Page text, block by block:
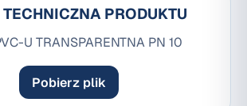
PRODUKTU
U TRANSPARENTNA PN 10
Pobierz plik